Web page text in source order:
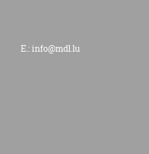
E.:info@mdl.lu